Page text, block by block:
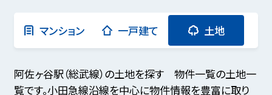
マンション 一戸建て 土地
阿佐ヶ谷駅（総武線）の土地を探す 物件一覧の土地一
覧です。小田急線沿線を中心に物件情報を豊富に取り